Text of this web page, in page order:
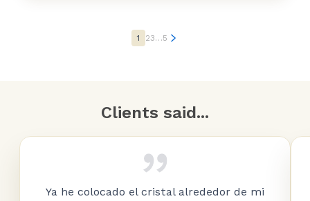
1 23…5
Clients said...
Ya he colocado el cristal alrededor de mi